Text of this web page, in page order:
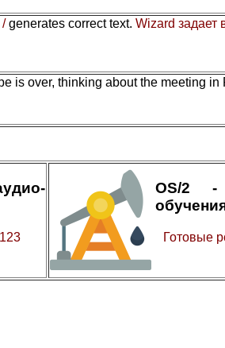
/generates correct text. Wizard задает
is over, thinking about the meeting in
OS/2 -
Готовые